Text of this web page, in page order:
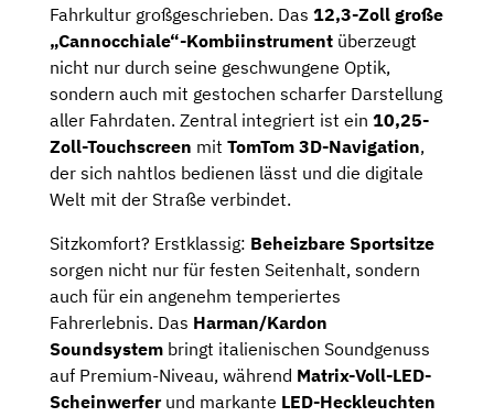
Fahrkultur großgeschrieben. Das 12,3-Zoll große
„Cannocchiale“-Kombiinstrument überzeugt
nicht nur durch seine geschwungene Optik,
sondern auch mit gestochen scharfer Darstellung
aller Fahrdaten. Zentral integriert ist ein 10,25-
Zoll-Touchscreen mit TomTom 3D-Navigation,
der sich nahtlos bedienen lässt und die digitale
Welt mit der Straße verbindet.
Sitzkomfort? Erstklassig: Beheizbare Sportsitze
sorgen nicht nur für festen Seitenhalt, sondern
auch für ein angenehm temperiertes
Fahrerlebnis. Das Harman/Kardon
Soundsystem bringt italienischen Soundgenuss
auf Premium-Niveau, während Matrix-Voll-LED-
Scheinwerferund markante LED-Heckleuchten